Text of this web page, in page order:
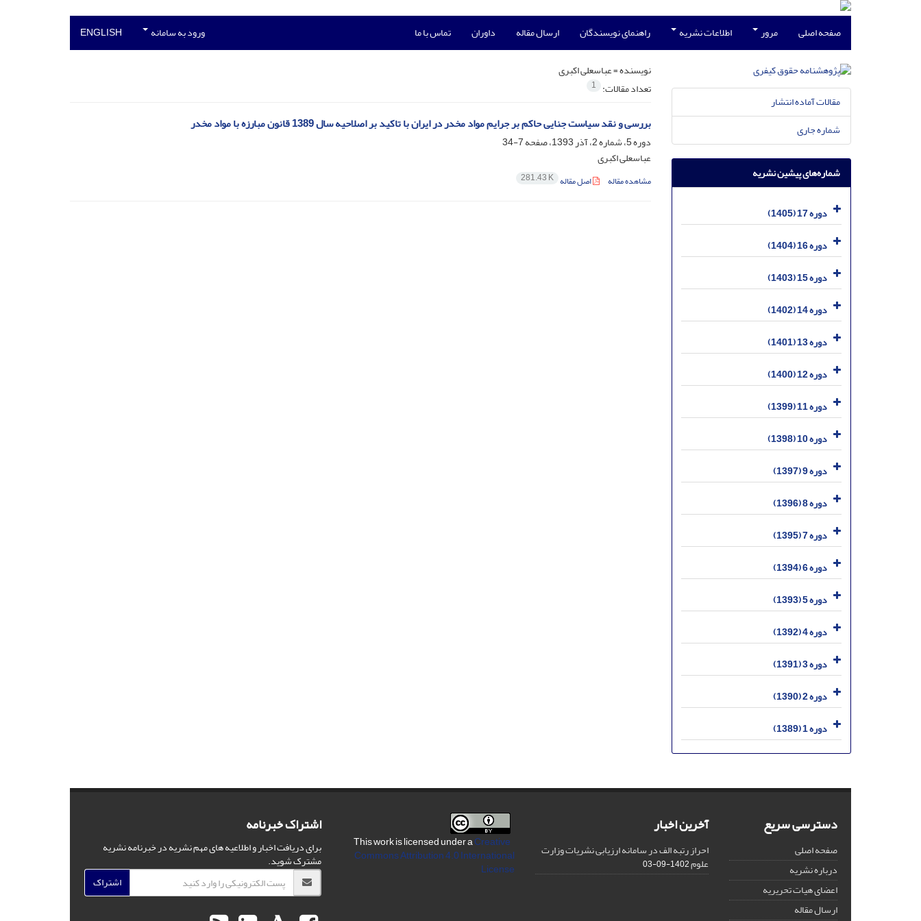
صفحه اصلی مرور اطلاعات نشریه راهنمای نویسندگان ارسال مقاله داوران تماس با ما ورود به سامانه ENGLISH
نویسنده =عباسعلی اکبری
تعداد مقالات: 1
بررسی و نقد سیاست جنایی حاکم بر جرایم مواد مخدر در ایران با تاکید بر اصلاحیه سال 1389 قانون مبارزه با مواد مخدر
دوره 5، شماره 2، آذر 1393، صفحه
7-34
عباسعلی اکبری
مشاهده مقاله اصل مقاله 281.43 K
مقالات آماده انتشار
شماره جاری
شماره‌های پیشین نشریه
دوره 17 (1405)
دوره 16 (1404)
دوره 15 (1403)
دوره 14 (1402)
دوره 13 (1401)
دوره 12 (1400)
دوره 11 (1399)
دوره 10 (1398)
دوره 9 (1397)
دوره 8 (1396)
دوره 7 (1395)
دوره 6 (1394)
دوره 5 (1393)
دوره 4 (1392)
دوره 3 (1391)
دوره 2 (1390)
دوره 1 (1389)
دسترسی سریع
صفحه اصلی
درباره نشریه
اعضای هیات تحریریه
ارسال مقاله
آخرین اخبار
احراز رتبه الف در سامانه ارزیابی نشریات وزارت
علوم1402-09-03
Creative
Commons Attribution 4.0 International
License
اشتراک خبرنامه
برای دریافت اخبار و اطلاعیه های مهم نشریه در خبرنامه نشریه
مشترک شوید.
اشتراک